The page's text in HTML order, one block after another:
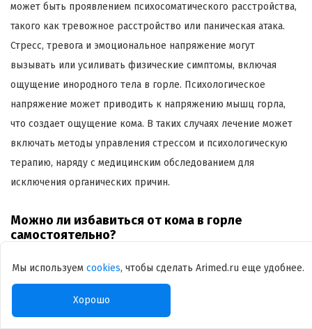
может быть проявлением психосоматического расстройства,
такого как тревожное расстройство или паническая атака.
Стресс, тревога и эмоциональное напряжение могут
вызывать или усиливать физические симптомы, включая
ощущение инородного тела в горле. Психологическое
напряжение может приводить к напряжению мышц горла,
что создает ощущение кома. В таких случаях лечение может
включать методы управления стрессом и психологическую
терапию, наряду с медицинским обследованием для
исключения органических причин.
Можно ли избавиться от кома в горле
самостоятельно?
Избавиться от ощущения кома в горле самостоятельно
возможно, но это зависит от причины его возникновения.
Если ком в горле вызван временным раздражением, таким
Мы используем cookies, чтобы сделать Arimed.ru еще удобнее.
Хорошо